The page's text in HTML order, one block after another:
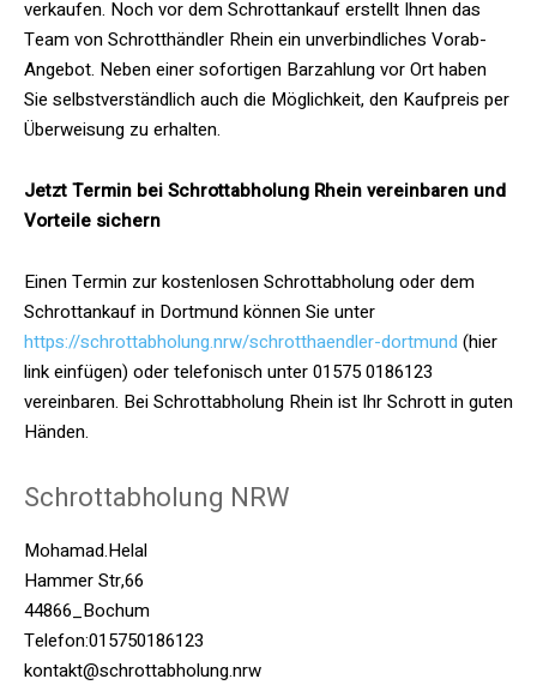
verkaufen. Noch vor dem Schrottankauf erstellt Ihnen das
Team von Schrotthändler Rhein ein unverbindliches Vorab-
Angebot. Neben einer sofortigen Barzahlung vor Ort haben
Sie selbstverständlich auch die Möglichkeit, den Kaufpreis per
Überweisung zu erhalten.
Jetzt Termin bei Schrottabholung Rhein vereinbaren und
Vorteile sichern
Einen Termin zur kostenlosen Schrottabholung oder dem
Schrottankauf in Dortmund können Sie unter
https://schrottabholung.nrw/schrotthaendler-dortmund (hier
link einfügen) oder telefonisch unter 01575 0186123
vereinbaren. Bei Schrottabholung Rhein ist Ihr Schrott in guten
Händen.
Schrottabholung NRW
Mohamad.Helal
Hammer Str,66
44866_Bochum
Telefon:015750186123
kontakt@schrottabholung.nrw